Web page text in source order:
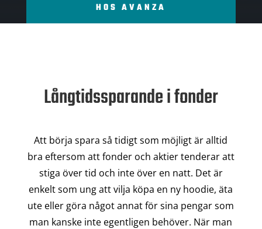
HOS AVANZA
Långtidssparande i fonder
Att börja spara så tidigt som möjligt är alltid
bra eftersom att fonder och aktier tenderar att
stiga över tid och inte över en natt. Det är
enkelt som ung att vilja köpa en ny hoodie, äta
ute eller göra något annat för sina pengar som
man kanske inte egentligen behöver. När man